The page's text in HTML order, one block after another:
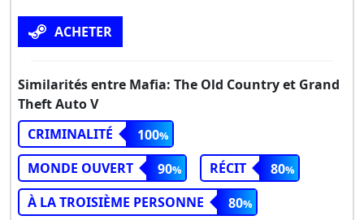
ACHETER
Similarités entre Mafia: The Old Country et Grand
Theft Auto V
CRIMINALITÉ
100
MONDE OUVERT
90 RÉCIT
80
À LA TROISIÈME PERSONNE
80